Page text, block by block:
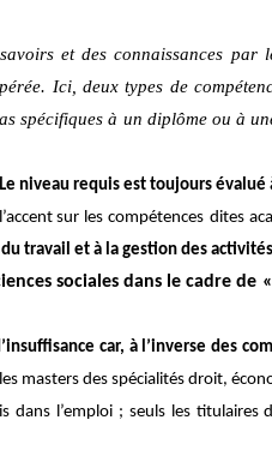
et des connaissances par
Ici, deux types de
spécifiques à un diplôme ou à
Le niveau requis est toujours évalué
sur les compétences dites
travail et à la gestion des
sociales dans le cadre de
car, à l’inverse des
masters des spécialités droit,
l’emploi ; seuls les titulaires